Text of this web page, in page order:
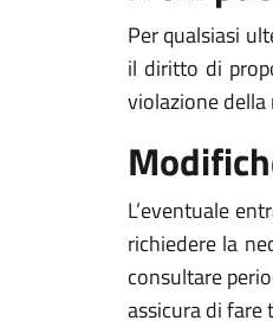
Per qualsiasi
il diritto di
violazione della
L’eventuale
richiedere la
consultare
assicura di fare